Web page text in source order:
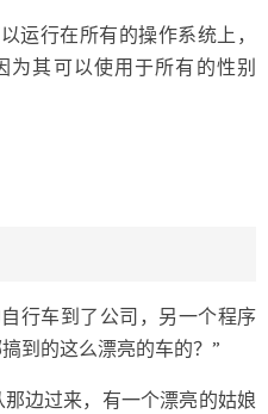
运行在所有的操作系统上，
其可以使用于所有的性别
行车到了公司，另一个程序
到的这么漂亮的车的？”
边过来，有一个漂亮的姑娘